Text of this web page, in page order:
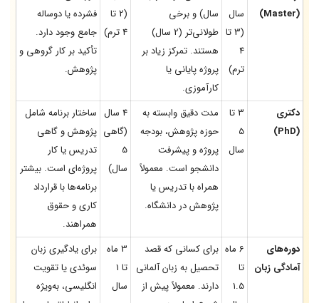
(Master)
سال
(3 تا
4
ترم)
سال) و برخی
طولانی‌تر (2 سال)
هستند. تمرکز زیاد بر
پروژه پایانی یا
کارآموزی.
(2 تا
4 ترم)
فشرده یا دوساله
جامع وجود دارد.
تأکید بر کار گروهی و
پژوهش.
دکتری
(PhD)
3 تا
5
سال
مدت دقیق وابسته به
حوزه پژوهش، بودجه
پروژه و پیشرفت
دانشجو است. معمولاً
همراه با تدریس یا
پژوهش در دانشگاه.
4 سال
(گاهی
5
سال)
ساختار برنامه شامل
پژوهش و گاهی
تدریس یا کار
پروژه‌ای است. بیشتر
برنامه‌ها با قرارداد
کاری و حقوق
همراهند.
دوره‌های
آمادگی زبان
6 ماه
تا
1.5
برای کسانی که قصد
تحصیل به زبان آلمانی
دارند. معمولاً پیش از
3 ماه
تا 1
سال
برای یادگیری زبان
سوئدی یا تقویت
انگلیسی، به‌ویژه